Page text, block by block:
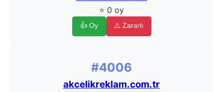
⭐ 0 oy
👍 Oy ⚠️ Zararlı
#4006
akcelikreklam.com.tr